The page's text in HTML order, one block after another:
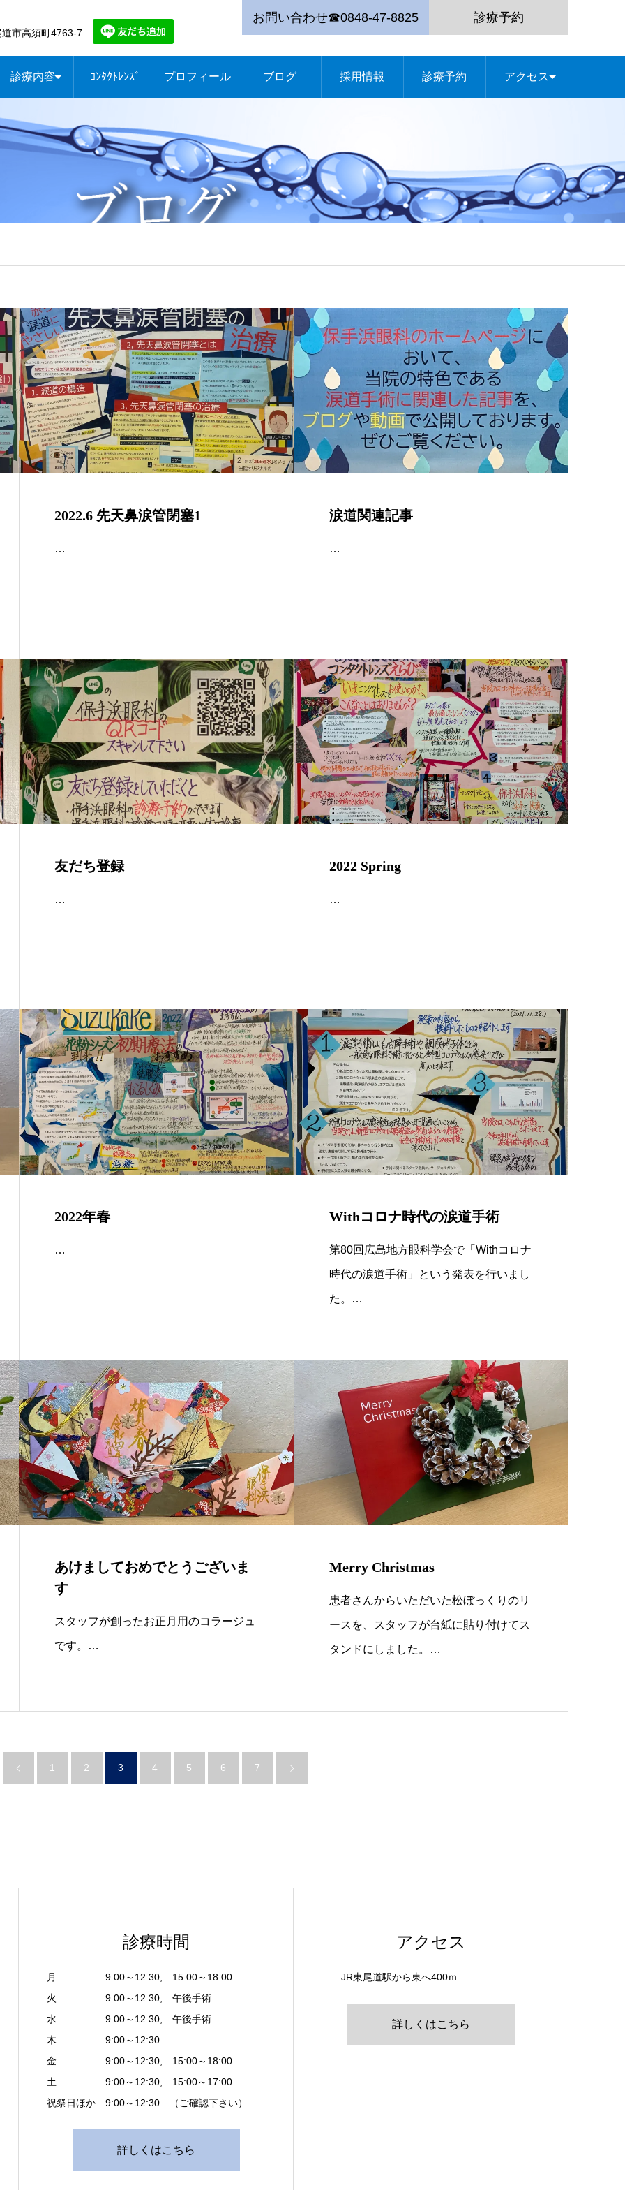
市高須町4763-7
お問い合わせ☎0848-47-8825 診療予約
診療内容 ｺﾝﾀｸﾄﾚﾝｽﾞ プロフィール ブログ 採用情報 診療予約 アクセス
2022.6 先天鼻涙管閉塞1
…
涙道関連記事
…
友だち登録
…
2022 Spring
…
2022年春
…
Withコロナ時代の涙道手術
第80回広島地方眼科学会で「Withコロナ
時代の涙道手術」という発表を行いまし
た。…
あけましておめでとうございま
す
スタッフが創ったお正月用のコラージュ
です。…
Merry Christmas
患者さんからいただいた松ぼっくりのリ
ースを、スタッフが台紙に貼り付けてス
タンドにしました。…
1 2 3 4 5 6 7
診療時間
月 9:00～12:30, 15:00～18:00
火 9:00～12:30, 午後手術
水 9:00～12:30, 午後手術
木 9:00～12:30
金 9:00～12:30, 15:00～18:00
土 9:00～12:30, 15:00～17:00
祝祭日ほか 9:00～12:30 （ご確認下さい）
詳しくはこちら
アクセス
JR東尾道駅から東へ400ｍ
詳しくはこちら